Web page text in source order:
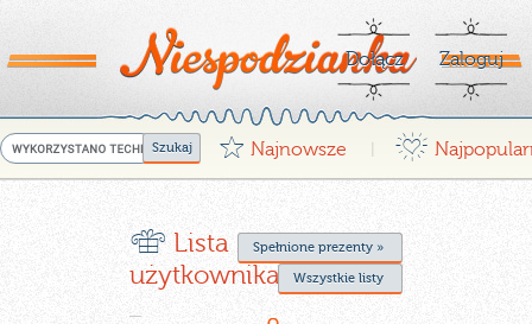
Dołącz Zaloguj
G Najnowsze ¤
r Lista życzeń
użytkownika gosix13
Spełnione prezenty »
Wszystkie listy